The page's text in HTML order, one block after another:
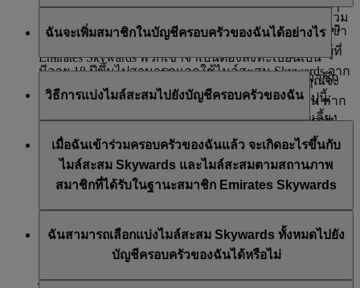
หากคุณเลือกแบ่งสะสมไมล์สะสม Skywards 100%
หมายความว่าคุณจะรวมไมล์สะสม Skywards ที่ได้รับเข้า
บัญชีครอบครัวของฉันโดยอัตโนมัติ ซึ่งจะอนุญาตให้ผู้ที่
มีอายุ 18 ปีขึ้นไปสามารถแลกใช้ไมล์สะสม Skywards จาก
บัญชีดังกล่าวได้
ครอบครัวของฉัน หัวหน้าครอบครัวต้องเป็นบิดามารดา
หรือผู้ปกครองที่ได้จดทะเบียนของ Skysurfer คนดังกล่าว
คุณสามารถเชิญสมาชิกของครอบครัวใกล้ชิดมาเข้าร่วม
ครอบครัวของฉันได้ หากพวกเขายังไม่ได้เป็นสมาชิก
Emirates Skywards พวกเขาจำเป็นต้องลงทะเบียนเป็น
สมาชิกก่อน คุณจึงจะเพิ่มพวกเขาลงในบัญชีได้ สมาชิก
ของครอบครัวใกล้ชิดประกอบไปด้วยบุคคลดังต่อไปนี้:
สามี ภรรยา คู่ชีวิต ลูกชาย ลูกเลี้ยงชาย ลูกสาว ลูกเลี้ยง
หญิง แม่ แม่สามี-แม่ภรรยา แม่เลี้ยง พ่อ พ่อสามี-พ่อ
ภรรยา พ่อเลี้ยง พี่ชายน้องชาย พี่สาวน้องสาว หลานสาว
หลานชาย และผู้ดูแลภายในบ้าน
ฉันจะเพิ่มสมาชิกในบัญชีครอบครัวของฉันได้อย่างไร
เมื่อคุณสร้างบัญชีครอบครัวของฉันของคุณแล้ว คุณจะ
เห็นตัวเลือกในการส่งคำเชิญสมาชิกได้สูงสุดเจ็ดคน หาก
คุณต้องการเพิ่มสมาชิกที่มีอายุ 18 ปีขึ้นไป เพียงใส่ราย
ละเอียดของบุคคลเหล่านั้น แล้วเราจะส่งคำเชิญไปให้พวก
เขาทางอีเมล
หากคุณต้องการเพิ่มเด็ก จะสามารถเพิ่มได้โดยไม่ต้องส่ง
คำเชิญ ตราบใดที่บุคคลเหล่านั้นเป็นสมาชิก Skysurfer อยู่
แล้วและหัวหน้าครอบครัวเป็นบิดามารดาหรือผู้ปกครอง
วิธีการแบ่งไมล์สะสมไปยังบัญชีครอบครัวของฉัน
ระบบจะขอให้คุณเลือกเปอร์เซ็นต์การแบ่งไมล์สะสม
Skywards ที่ 0% หรือ 100% คุณสามารถเปลี่ยนแปลงการ
กำหนดค่านี้ได้ทุกเมื่อ
เมื่อฉันเข้าร่วมครอบครัวของฉันแล้ว จะเกิดอะไรขึ้นกับ
ไมล์สะสม Skywards และไมล์สะสมตามสถานภาพ
สมาชิกที่ได้รับในฐานะสมาชิก Emirates Skywards
สมาชิกปัจจุบันของคุณจะยังคงเหมือนเดิม สำหรับไมล์
สะสม Skywards ที่จะได้รับจากเที่ยวบินของสายการบินเอมิ
เรตส์ในอนาคต คุณสามารถเลือกไม่แบ่งไมล์สะสม
ฉันสามารถเลือกแบ่งไมล์สะสม Skywards ทั้งหมดไปยัง
บัญชีครอบครัวของฉันได้หรือไม่